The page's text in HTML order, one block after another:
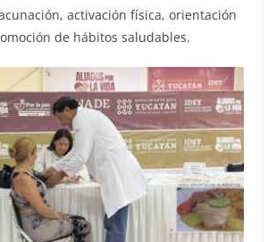
activación física, orientación
de hábitos saludables.